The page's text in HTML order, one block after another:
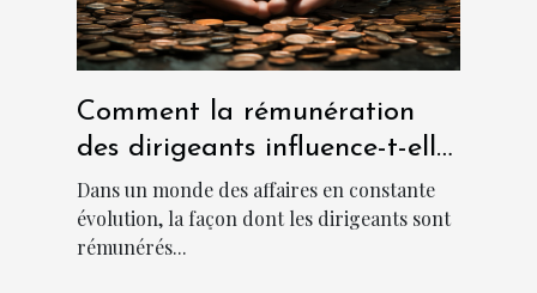
Comment la rémunération
des dirigeants influence-t-elle
la culture d'entreprise ?
Dans un monde des affaires en constante
évolution, la façon dont les dirigeants sont
rémunérés...